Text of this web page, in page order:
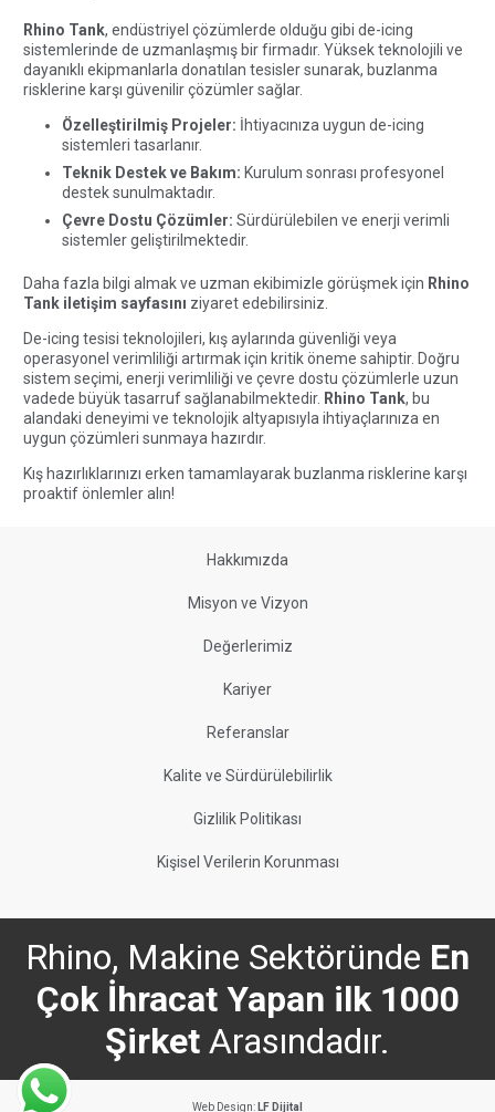
Rhino Tank, endüstriyel çözümlerde olduğu gibi de-icing
sistemlerinde de uzmanlaşmış bir firmadır. Yüksek teknolojili ve
dayanıklı ekipmanlarla donatılan tesisler sunarak, buzlanma
risklerine karşı güvenilir çözümler sağlar.
Özelleştirilmiş Projeler: İhtiyacınıza uygun de-icing
sistemleri tasarlanır.
Teknik Destek ve Bakım: Kurulum sonrası profesyonel
destek sunulmaktadır.
Çevre Dostu Çözümler: Sürdürülebilen ve enerji verimli
sistemler geliştirilmektedir.
Daha fazla bilgi almak ve uzman ekibimizle görüşmek için Rhino
Tank iletişim sayfasını ziyaret edebilirsiniz.
De-icing tesisi teknolojileri, kış aylarında güvenliği veya
operasyonel verimliliği artırmak için kritik öneme sahiptir. Doğru
sistem seçimi, enerji verimliliği ve çevre dostu çözümlerle uzun
vadede büyük tasarruf sağlanabilmektedir. Rhino Tank, bu
alandaki deneyimi ve teknolojik altyapısıyla ihtiyaçlarınıza en
uygun çözümleri sunmaya hazırdır.
Kış hazırlıklarınızı erken tamamlayarak buzlanma risklerine karşı
proaktif önlemler alın!
Hakkımızda
Misyon ve Vizyon
Değerlerimiz
Kariyer
Referanslar
Kalite ve Sürdürülebilirlik
Gizlilik Politikası
Kişisel Verilerin Korunması
Rhino, Makine Sektöründe En
Çok İhracat Yapan ilk 1000
Şirket Arasındadır.
Web Design: LF Dijital